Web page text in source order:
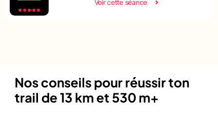
Voir cette séance
Nos conseils pour réussir ton
trail de 13 km et 530 m+